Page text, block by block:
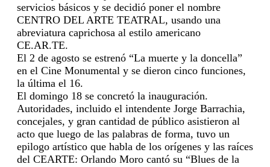
servicios básicos y se decidió poner el nombre
CENTRO DEL ARTE TEATRAL, usando una
abreviatura caprichosa al estilo americano
CE.AR.TE.
El 2 de agosto se estrenó “La muerte y la doncella”
en el Cine Monumental y se dieron cinco funciones,
la última el 16.
El domingo 18 se concretó la inauguración.
Autoridades, incluido el intendente Jorge Barrachia,
concejales, y gran cantidad de público asistieron al
acto que luego de las palabras de forma, tuvo un
epilogo artístico que habla de los orígenes y las raíces
del CEARTE: Orlando Moro cantó su “Blues de la